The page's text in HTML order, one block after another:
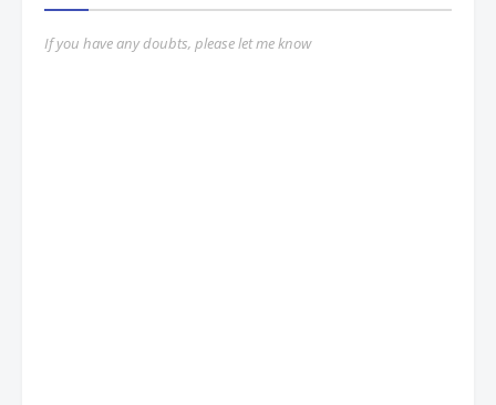
If you have any doubts, please let me know